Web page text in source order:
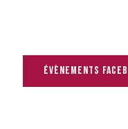
évènements